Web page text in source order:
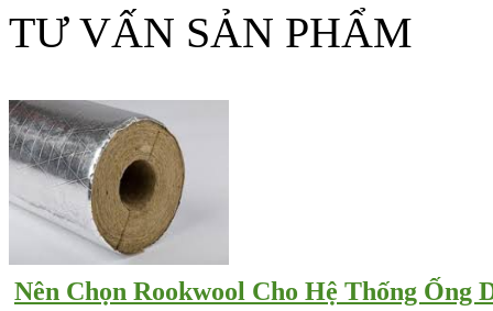
TƯ VẤN SẢN PHẨM
Nên Chọn Rookwool Cho Hệ Thống Ống